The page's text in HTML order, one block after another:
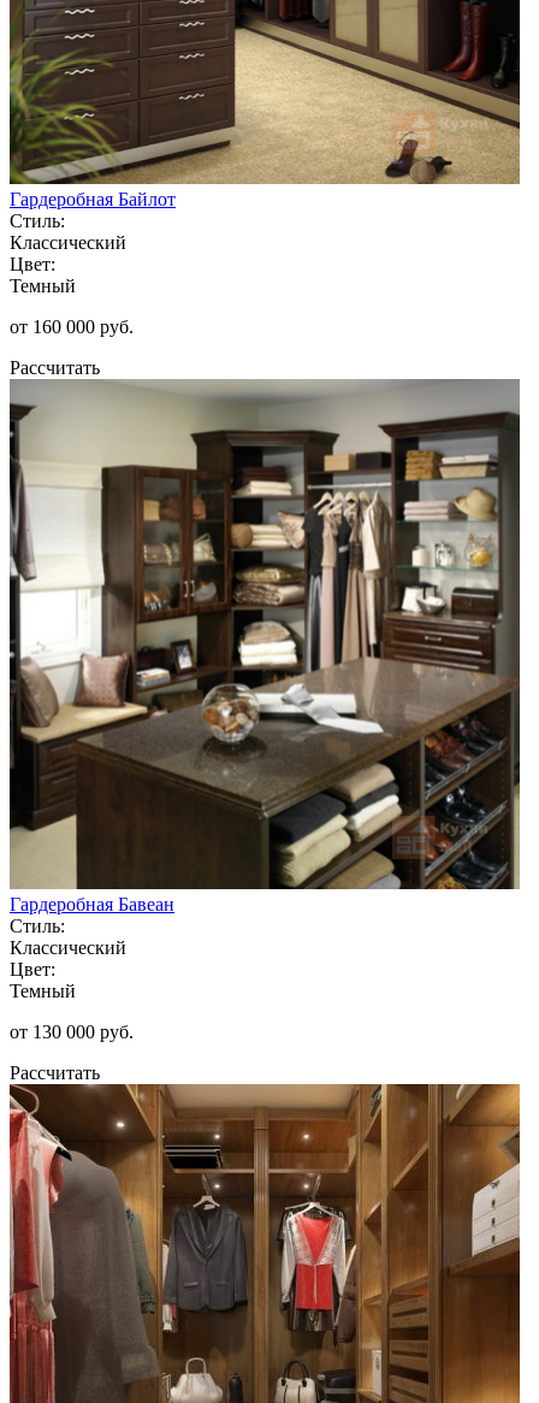
Гардеробная Байлот
Стиль:
Классический
Цвет:
Темный
от 160 000 руб.
Рассчитать
Гардеробная Бавеан
Стиль:
Классический
Цвет:
Темный
от 130 000 руб.
Рассчитать